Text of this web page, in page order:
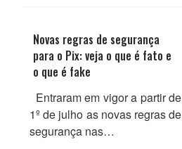
Novas regras de segurança
para o Pix: veja o que é fato e
o que é fake
Entraram em vigor a partir de
1º de julho as novas regras de
segurança nas…